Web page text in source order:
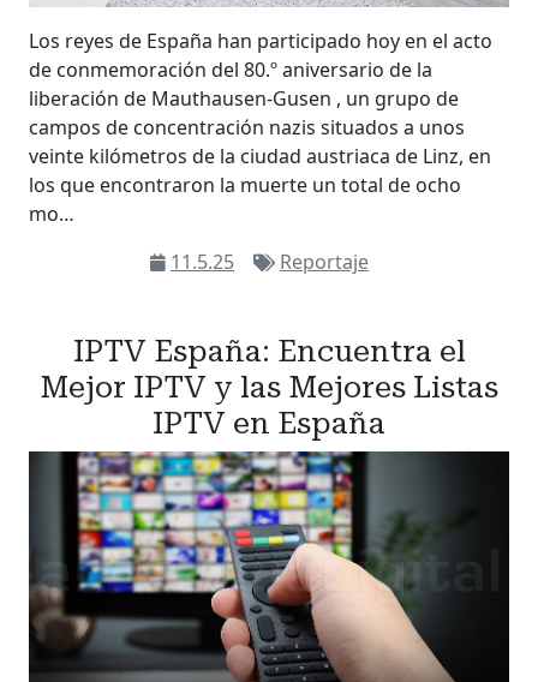
Los reyes de España han participado hoy en el acto
de conmemoración del 80.º aniversario de la
liberación de Mauthausen-Gusen , un grupo de
campos de concentración nazis situados a unos
veinte kilómetros de la ciudad austriaca de Linz, en
los que encontraron la muerte un total de ocho
mo…
11.5.25
Reportaje
IPTV España: Encuentra el
Mejor IPTV y las Mejores Listas
IPTV en España